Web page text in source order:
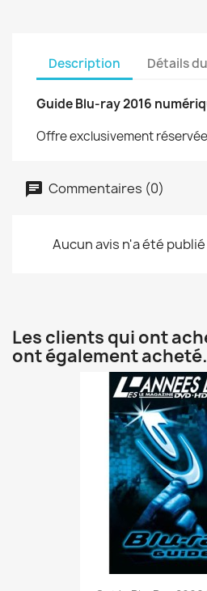
Description Détails
Guide Blu-ray 2016
Offre exclusivement
Commentaires (0)
Aucun avis n'a été
Les clients qui ont
ont également